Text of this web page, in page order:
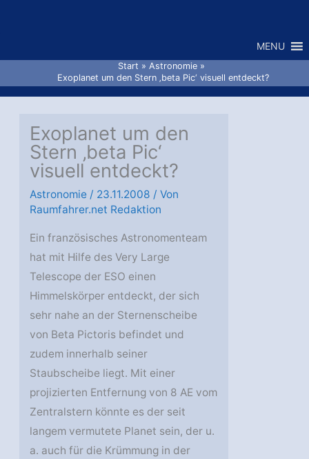
MENU
Start
Astronomie
Exoplanet um den Stern ‚beta Pic‘ visuell entdeckt?
Exoplanet um den
Stern ‚beta Pic‘
visuell entdeckt?
Astronomie / 23.11.2008 / Von
Raumfahrer.net Redaktion
Ein französisches Astronomenteam
hat mit Hilfe des Very Large
Telescope der ESO einen
Himmelskörper entdeckt, der sich
sehr nahe an der Sternenscheibe
von Beta Pictoris befindet und
zudem innerhalb seiner
Staubscheibe liegt. Mit einer
projizierten Entfernung von 8 AE vom
Zentralstern könnte es der seit
langem vermutete Planet sein, der u.
a. auch für die Krümmung in der